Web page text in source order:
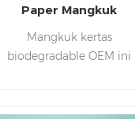
Paper Mangkuk
Makanan Kompos
Dapat Didaur Ulang
Sup Salad Mengambil
Mangkuk kertas
biodegradable OEM ini
dalam berbagai ukuran.